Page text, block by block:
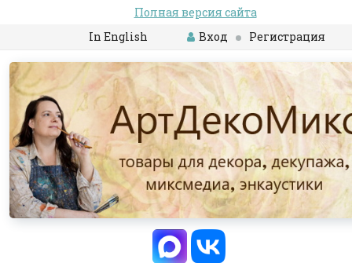
Полная версия сайта
In English
Вход Регистрация